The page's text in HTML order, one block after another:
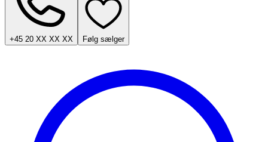
+45 20 XX XX XX Følg sælger